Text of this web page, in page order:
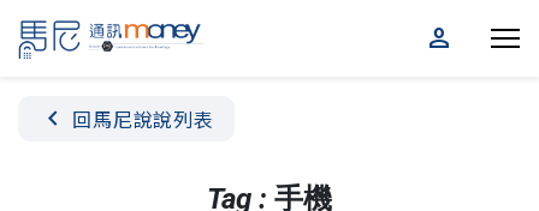
person
chevron_left 回馬尼說說列表
Tag : 手機